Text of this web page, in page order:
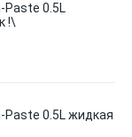
Paste 0.5L
!\
Paste 0.5L жидкая